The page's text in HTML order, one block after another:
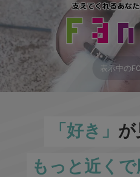
表示中の
「好き」 が
もっと近くで